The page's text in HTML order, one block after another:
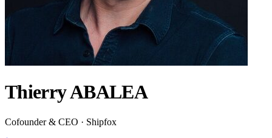
Thierry ABALEA
Cofounder & CEO · Shipfox